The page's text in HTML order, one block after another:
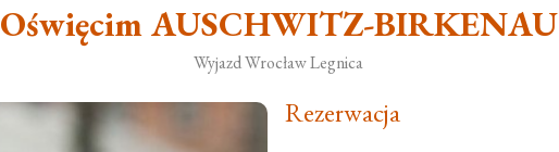
Oświęcim AUSCHWITZ-BIRKENAU
Wyjazd Wrocław Legnica
Rezerwacja